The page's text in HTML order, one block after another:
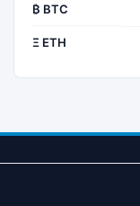
₿ BTC
Ξ ETH